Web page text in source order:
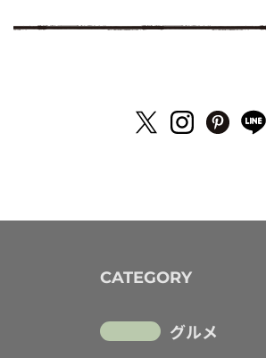
CATEGORY
グルメ